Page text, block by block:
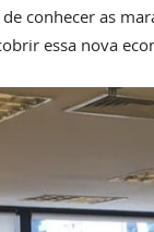
conhecer as
essa nova